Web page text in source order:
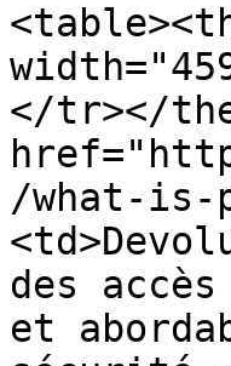
</tr></
/what-is-
des
et